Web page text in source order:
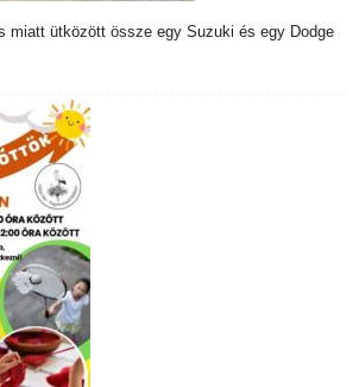
miatt ütközött össze egy Suzuki és egy Dodge